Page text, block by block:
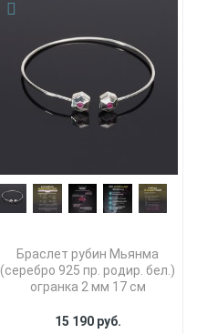
Браслет рубин Мьянма
(серебро 925 пр. родир. бел.)
огранка 2 мм 17 см
15 190 руб.